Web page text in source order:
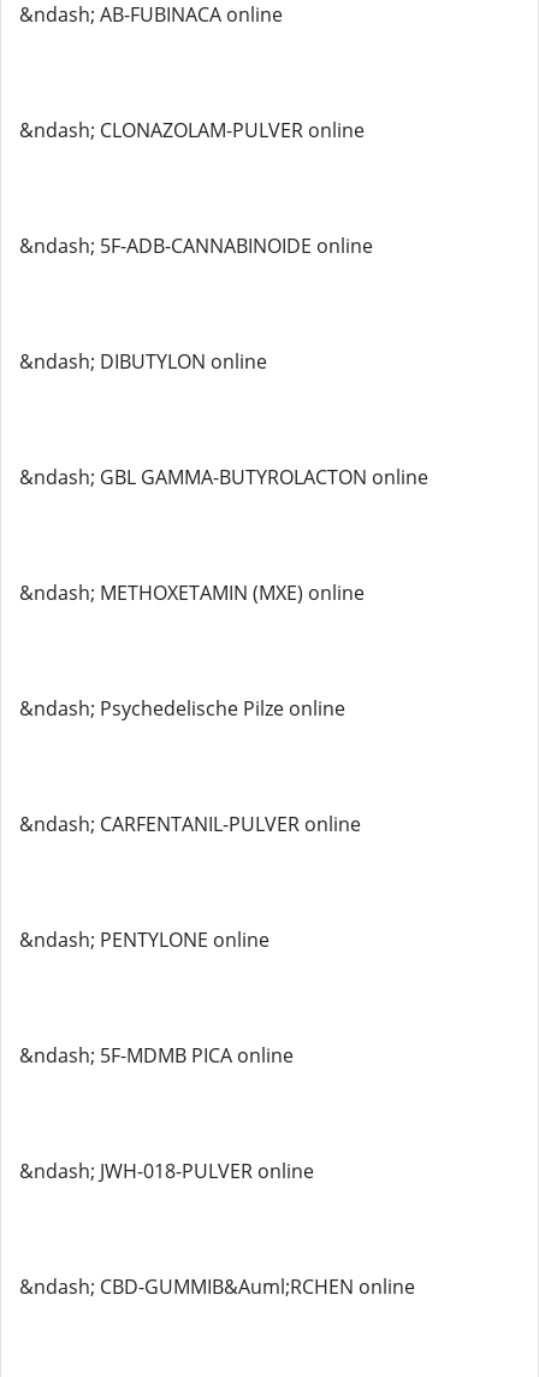
&ndash; AB-FUBINACA online
&ndash; CLONAZOLAM-PULVER online
&ndash; 5F-ADB-CANNABINOIDE online
&ndash; DIBUTYLON online
&ndash; GBL GAMMA-BUTYROLACTON online
&ndash; METHOXETAMIN (MXE) online
&ndash; Psychedelische Pilze online
&ndash; CARFENTANIL-PULVER online
&ndash; PENTYLONE online
&ndash; 5F-MDMB PICA online
&ndash; JWH-018-PULVER online
&ndash; CBD-GUMMIB&Auml;RCHEN online